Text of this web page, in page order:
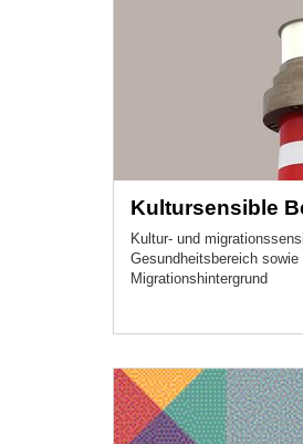
Kultursensible
Kultur- und
Gesundheitsbereich
Migrationshintergrund